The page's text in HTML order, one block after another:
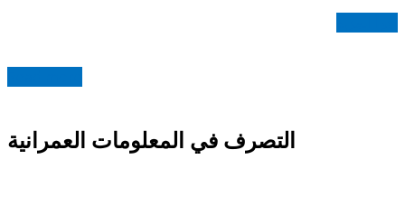
التصرف في المعلومات العمرانية